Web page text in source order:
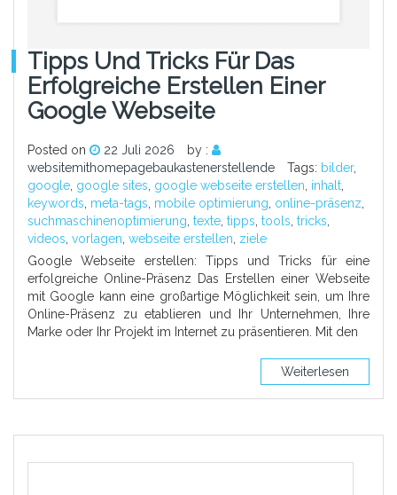
Tipps Und Tricks Für Das
Erfolgreiche Erstellen Einer
Google Webseite
Posted on 22 Juli 2026
by :
websitemithomepagebaukastenerstellende
Tags: bilder,
google, google sites, google webseite erstellen, inhalt,
keywords, meta-tags, mobile optimierung, online-präsenz,
suchmaschinenoptimierung, texte, tipps, tools, tricks,
videos, vorlagen, webseite erstellen, ziele
Google Webseite erstellen: Tipps und Tricks für eine
erfolgreiche Online-Präsenz Das Erstellen einer Webseite
mit Google kann eine großartige Möglichkeit sein, um Ihre
Online-Präsenz zu etablieren und Ihr Unternehmen, Ihre
Marke oder Ihr Projekt im Internet zu präsentieren. Mit den
Weiterlesen